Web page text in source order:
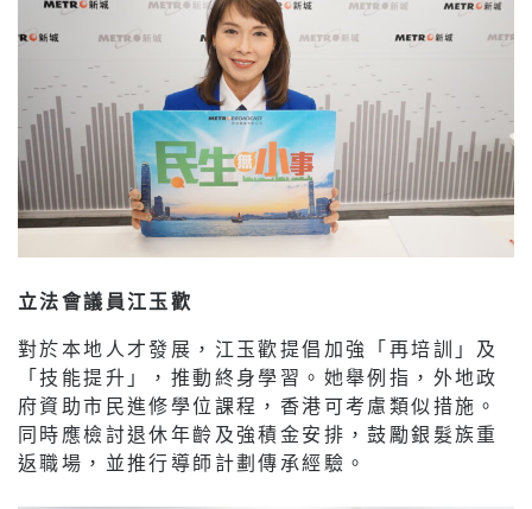
立法會議員江玉歡
對於本地人才發展，江玉歡提倡加強「再培訓」及
「技能提升」，推動終身學習。她舉例指，外地政
府資助市民進修學位課程，香港可考慮類似措施。
同時應檢討退休年齡及強積金安排，鼓勵銀髮族重
返職場，並推行導師計劃傳承經驗。